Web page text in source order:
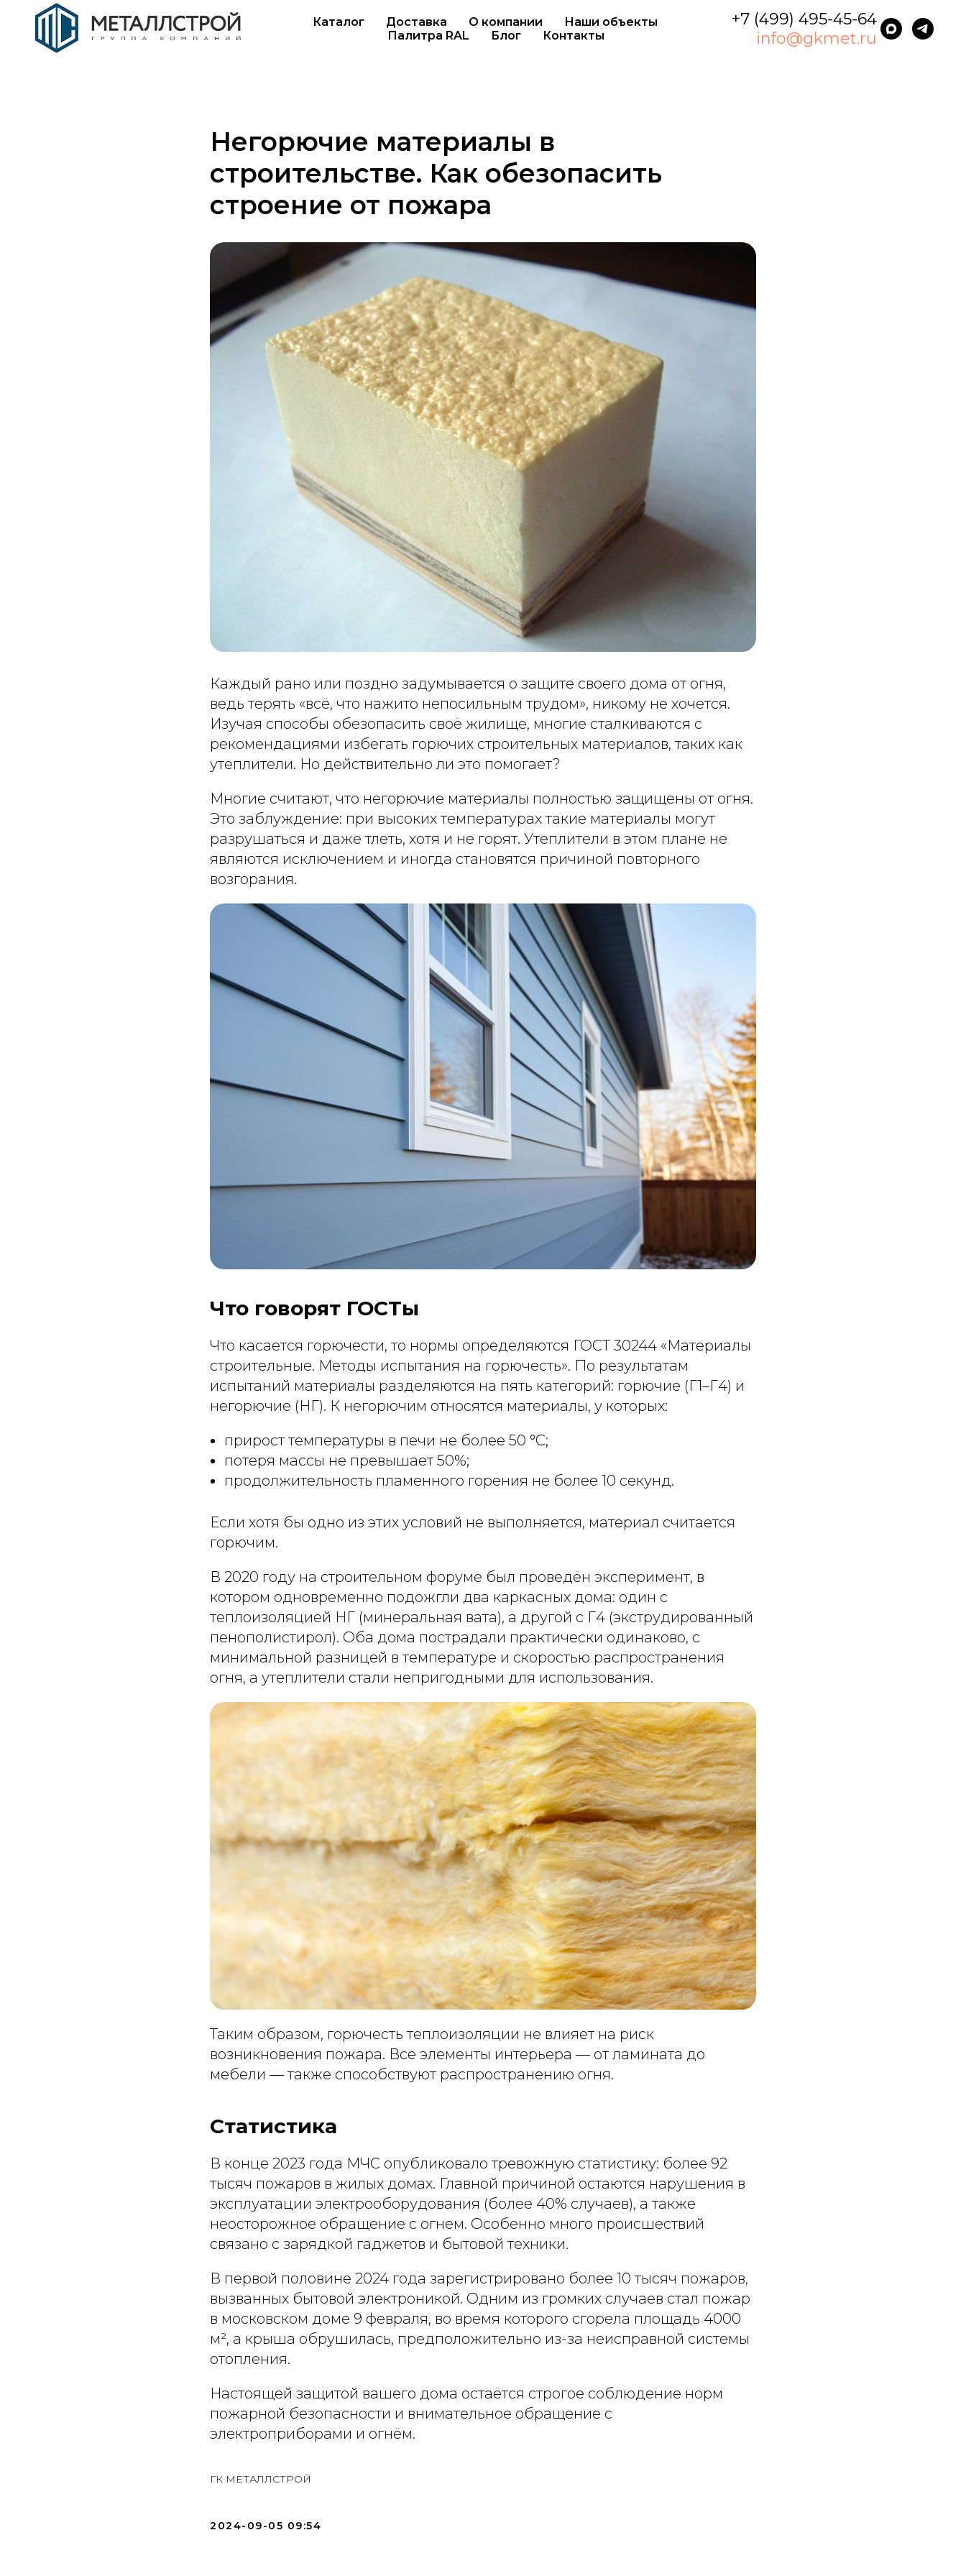
Каталог Доставка О компании
Наши объекты
Палитра RAL
Блог Контакты
+7 (499) 495-45-64
info@gkmet.ru
Негорючие материалы в
строительстве. Как обезопасить
строение от пожара
Каждый рано или поздно задумывается о защите своего дома от огня,
ведь терять «всё, что нажито непосильным трудом», никому не хочется.
Изучая способы обезопасить своё жилище, многие сталкиваются с
рекомендациями избегать горючих строительных материалов, таких как
утеплители. Но действительно ли это помогает?
Многие считают, что негорючие материалы полностью защищены от огня.
Это заблуждение: при высоких температурах такие материалы могут
разрушаться и даже тлеть, хотя и не горят. Утеплители в этом плане не
являются исключением и иногда становятся причиной повторного
возгорания.
Что говорят ГОСТы
Что касается горючести, то нормы определяются ГОСТ 30244 «Материалы
строительные. Методы испытания на горючесть». По результатам
испытаний материалы разделяются на пять категорий: горючие (Г1–Г4) и
негорючие (НГ). К негорючим относятся материалы, у которых:
прирост температуры в печи не более 50 °С;
потеря массы не превышает 50%;
продолжительность пламенного горения не более 10 секунд.
Если хотя бы одно из этих условий не выполняется, материал считается
горючим.
В 2020 году на строительном форуме был проведён эксперимент, в
котором одновременно подожгли два каркасных дома: один с
теплоизоляцией НГ (минеральная вата), а другой с Г4 (экструдированный
пенополистирол). Оба дома пострадали практически одинаково, с
минимальной разницей в температуре и скоростью распространения
огня, а утеплители стали непригодными для использования.
Таким образом, горючесть теплоизоляции не влияет на риск
возникновения пожара. Все элементы интерьера — от ламината до
мебели — также способствуют распространению огня.
Статистика
В конце 2023 года МЧС опубликовало тревожную статистику: более 92
тысяч пожаров в жилых домах. Главной причиной остаются нарушения в
эксплуатации электрооборудования (более 40% случаев), а также
неосторожное обращение с огнем. Особенно много происшествий
связано с зарядкой гаджетов и бытовой техники.
В первой половине 2024 года зарегистрировано более 10 тысяч пожаров,
вызванных бытовой электроникой. Одним из громких случаев стал пожар
в московском доме 9 февраля, во время которого сгорела площадь 4000
м², а крыша обрушилась, предположительно из-за неисправной системы
отопления.
Настоящей защитой вашего дома остаётся строгое соблюдение норм
пожарной безопасности и внимательное обращение с
электроприборами и огнём.
ГК МЕТАЛЛСТРОЙ
2024-09-05 09:54